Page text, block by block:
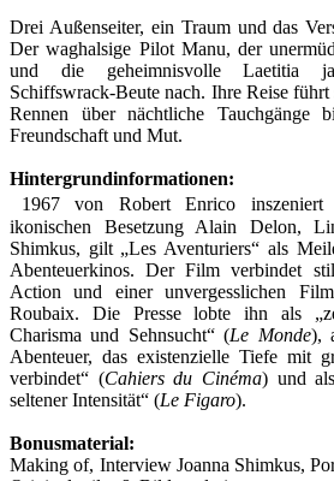
Drei Außenseiter, ein Traum und das
Der waghalsige Pilot Manu, der
und die geheimnisvolle Laetitia
Schiffswrack-Beute nach. Ihre Reise führt
Rennen über nächtliche Tauchgänge
Freundschaft und Mut.
Hintergrundinformationen:
1967 von Robert Enrico
ikonischen Besetzung Alain Delon,
Shimkus, gilt „Les Aventuriers“ als
Abenteuerkinos. Der Film verbindet
Action und einer unvergesslichen
Roubaix. Die Presse lobte ihn als
Charisma und Sehnsucht“ (Le Monde),
Abenteuer, das existenzielle Tiefe mit
verbindet“ (Cahiers du Cinéma) und
seltener Intensität“ (Le Figaro).
Bonusmaterial:
Making of, Interview Joanna Shimkus,